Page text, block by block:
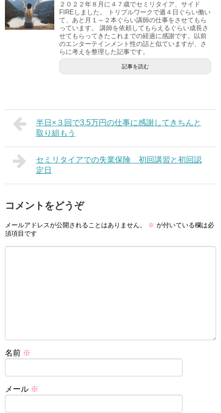
２０２２年８月に４７歳でセミリタイア、サイド
FIREしました。 トリプルワークで週４日ぐらい働い
て、あと月１～２本ぐらい講師の仕事をさせてもら
っています。 講師を依頼してもらえるぐらい成長さ
せてもらってきたこれまでの経過に感謝です。以前
のエンターテインメント性の話と似ていますが、さ
らに考えを整理した記事です。
記事を読む
半日×３回で3.5万円の仕事に感謝してきちんと
取り組もう
セミリタイアでの失業保険 初回講習と初回認
定日
コメントをどうぞ
メールアドレスが公開されることはありません。 ※ が付いている欄は必
須項目です
名前 ※
メール ※